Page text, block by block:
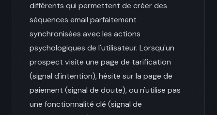
différents qui permettent de créer des
séquences email parfaitement
synchronisées avec les actions
psychologiques de l'utilisateur. Lorsqu'un
prospect visite une page de tarification
(signal d'intention), hésite sur la page de
paiement (signal de doute), ou n'utilise pas
une fonctionnalité clé (signal de